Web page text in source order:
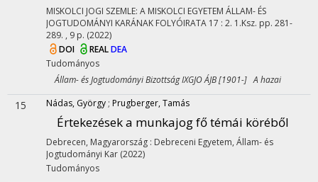
MISKOLCI JOGI SZEMLE: A MISKOLCI EGYETEM ÁLLAM- ÉS
JOGTUDOMÁNYI KARÁNAK FOLYÓIRATA 17 : 2. 1.Ksz. pp. 281-
289. , 9 p. (2022)
DOI
REALDEA
Tudományos
Állam- és Jogtudományi Bizottság IXGJO ÁJB [1901-] A hazai
15 Nádas, György ; Prugberger, Tamás
Értekezések a munkajog fő témái köréből
Debrecen, Magyarország : Debreceni Egyetem, Állam- és
Jogtudományi Kar (2022)
Tudományos